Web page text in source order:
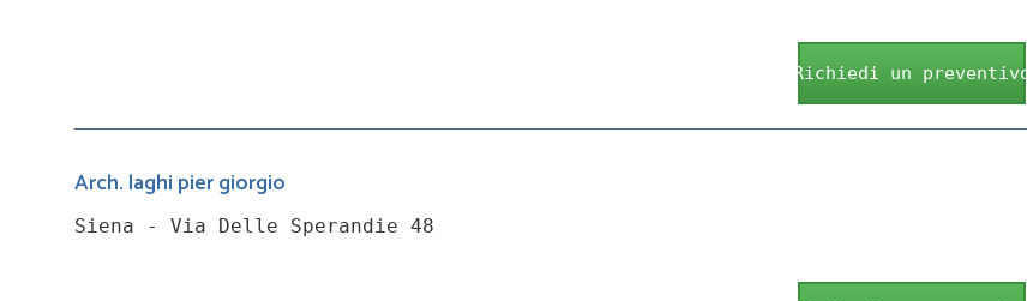
Richiedi un preventivo
Arch. laghi pier giorgio
Siena - Via Delle Sperandie 48